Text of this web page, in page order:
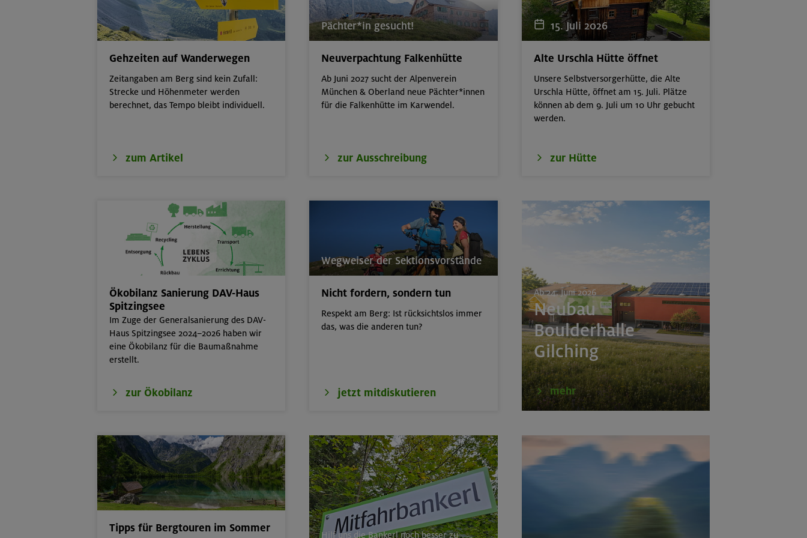
16.08.26 Schinder 1808 m Bayerische Voralpen (Schlierseer Berge)
17./18./19.08.26 Aufbaukurs Klettern indoor (3 Termine) München
17./18./19.08.26 Aufbaukurs Klettern indoor München
18.08.26 Klettertreff Kids in den Sommerferien für 8-12 Jährige
Fahrtechnik II - Advanced - Kompakt München
19.08.26 Schnupperkletterkurs indoor München
19.08.26
21.-25.08.26 Hohe Gipfel in der wilden Texelgruppe Ötztaler Alpen
21.-23.08.26
Familienfreizeit: Hüttenübernachtung mit Kindern von
Kitzbüheler Alpen
21./22./23.08.26
Kombikurs: Grund- und Aufbaukurs Klettern indoor (3
21.08.26 Klettertreff indoor München
Gehzeiten auf Wanderwegen
Zeitangaben am Berg sind kein Zufall:
Strecke und Höhenmeter werden
berechnet, das Tempo bleibt individuell.
zum Artikel
Pächter*in gesucht!
Neuverpachtung Falkenhütte
Ab Juni 2027 sucht der Alpenverein
München & Oberland neue Pächter*innen
für die Falkenhütte im Karwendel.
zur Ausschreibung
15. Juli 2026
Alte Urschla Hütte öffnet
Unsere Selbstversorgerhütte, die Alte
Urschla Hütte, öffnet am 15. Juli. Plätze
können ab dem 9. Juli um 10 Uhr gebucht
werden.
zur Hütte
Ökobilanz Sanierung DAV-Haus
Spitzingsee
Im Zuge der Generalsanierung des DAV-
Haus Spitzingsee 2024–2026 haben wir
eine Ökobilanz für die Baumaßnahme
erstellt.
zur Ökobilanz
Wegweiser der Sektionsvorstände
Nicht fordern, sondern tun
Respekt am Berg: Ist rücksichtslos immer
das, was die anderen tun?
jetzt mitdiskutieren
Ab 24. Juni 2026
Neubau
Boulderhalle
Gilching
mehr
Tipps für Bergtouren im Sommer
Hilf uns die Bankerl noch besser zu